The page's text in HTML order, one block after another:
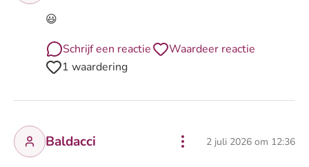
😃
Schrijf een reactie
Waardeer reactie
1 waardering
Baldacci 2 juli 2026 om 12:36